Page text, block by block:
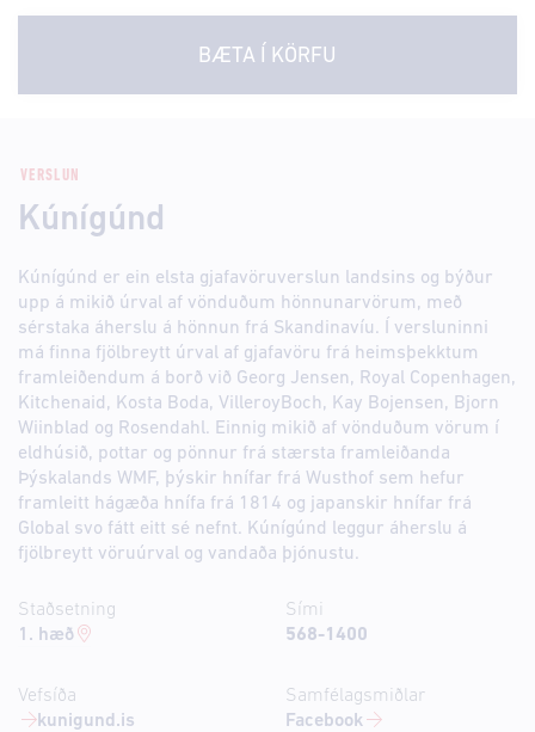
BÆTA Í KÖRFU
VERSLUN
Kúnígúnd
Kúnígúnd er ein elsta gjafavöruverslun landsins og býður
upp á mikið úrval af vönduðum hönnunarvörum, með
sérstaka áherslu á hönnun frá Skandinavíu. Í versluninni
má finna fjölbreytt úrval af gjafavöru frá heimsþekktum
framleiðendum á borð við Georg Jensen, Royal Copenhagen,
Kitchenaid, Kosta Boda, VilleroyBoch, Kay Bojensen, Bjorn
Wiinblad og Rosendahl. Einnig mikið af vönduðum vörum í
eldhúsið, pottar og pönnur frá stærsta framleiðanda
Þýskalands WMF, þýskir hnífar frá Wusthof sem hefur
framleitt hágæða hnífa frá 1814 og japanskir hnífar frá
Global svo fátt eitt sé nefnt. Kúnígúnd leggur áherslu á
fjölbreytt vöruúrval og vandaða þjónustu.
Staðsetning
1. hæð
Vefsíða
kunigund.is
Sími
568-1400
Samfélagsmiðlar
Facebook